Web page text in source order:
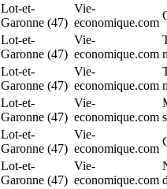
Lot-et-
Garonne (47)
Vie-
economique.com
Lot-et-
Garonne (47)
Vie-
economique.com
Lot-et-
Garonne (47)
Vie-
economique.com
Lot-et-
Garonne (47)
Vie-
economique.com
Lot-et-
Garonne (47)
Vie-
economique.com
Lot-et-
Garonne (47)
Vie-
economique.com